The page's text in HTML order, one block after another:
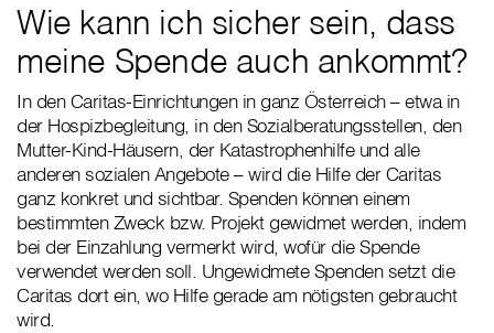
Wie kann ich sicher sein, dass
meine Spende auch ankommt?
In den Caritas-Einrichtungen in ganz Österreich – etwa in
der Hospizbegleitung, in den Sozialberatungsstellen, den
Mutter-Kind-Häusern, der Katastrophenhilfe und alle
anderen sozialen Angebote – wird die Hilfe der Caritas
ganz konkret und sichtbar. Spenden können einem
bestimmten Zweck bzw. Projekt gewidmet werden, indem
bei der Einzahlung vermerkt wird, wofür die Spende
verwendet werden soll. Ungewidmete Spenden setzt die
Caritas dort ein, wo Hilfe gerade am nötigsten gebraucht
wird.